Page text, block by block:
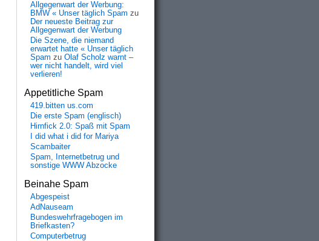
Allgegenwart der Werbung:
BMW « Unser täglich Spam zu
Der neueste Beitrag zur
Allgegenwart der Werbung
Die Szene, die niemand
erwartet hatte « Unser täglich
Spam zu Olaf Scholz warnt –
wer nicht handelt, wird viel
verlieren!
Appetitliche Spam
419.bitten us.com
Die erste Spam (englisch)
Hirnfick 2.0: Spaß mit Spam
I did what i did for Mariya
Scambaiter
Spam, Internetbetrug und
sonstige WWW Abzocke
Beinahe Spam
Abgespeist
AdNauseam
Bundeswehrfragebogen im
Briefkasten?
Computerbetrug